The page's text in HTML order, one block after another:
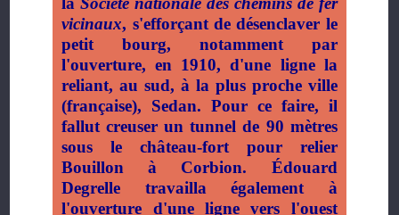
vicinaux, s'efforçant de désenclaver le
petit bourg, notamment par
l'ouverture, en 1910, d'une ligne la
reliant, au sud, à la plus proche ville
(française), Sedan. Pour ce faire, il
fallut creuser un tunnel de 90 mètres
sous le château-fort pour relier
Bouillon à Corbion. Édouard
Degrelle travailla également à
l'ouverture d'une ligne vers l'ouest